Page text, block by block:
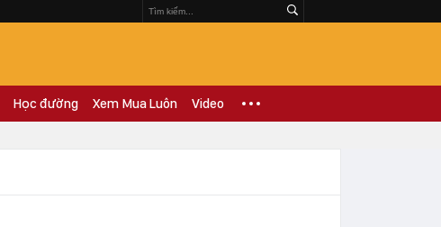
Học đường Xem Mua Luôn Video